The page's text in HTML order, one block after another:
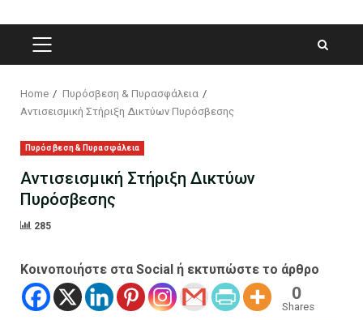
PRIMARY
Home
Πυρόσβεση & Πυρασφάλεια
Αντισεισμική Στήριξη Δικτύων Πυρόσβεσης
Πυρόσβεση & Πυρασφάλεια
Αντισεισμική Στήριξη Δικτύων
Πυρόσβεσης
285
Κοινοποιήστε στα Social ή εκτυπώστε το άρθρο
0
Shares